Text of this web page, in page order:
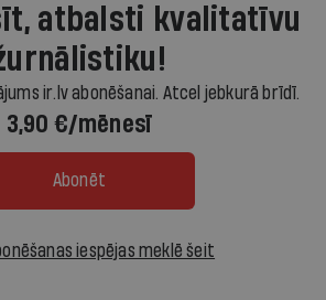
atbalsti kvalitatīvu
ir.lv abonēšanai. Atcel jebkurā brīdī.
3,90 €/mēnesī
Abonēt
iespējas meklē šeit